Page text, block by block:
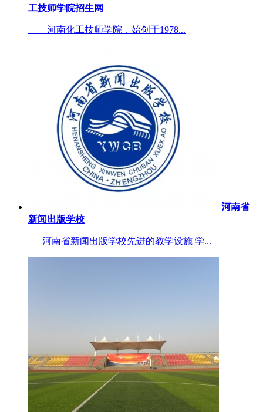
工技师学院招生网
河南化工技师学院，始创于1978...
河南省
新闻出版学校
河南省新闻出版学校先进的教学设施 学...